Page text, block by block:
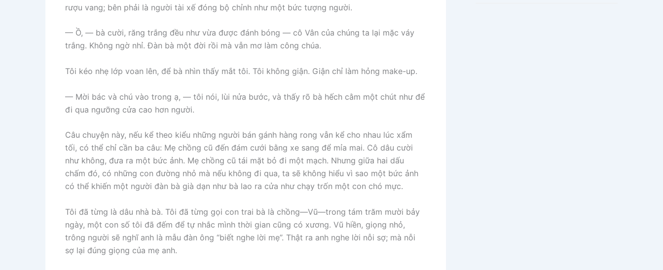
rượu vang; bên phải là người tài xế đóng bộ chỉnh như một bức tượng người.
— Ồ, — bà cười, răng trắng đều như vừa được đánh bóng — cô Vân của chúng ta lại mặc váy
trắng. Không ngờ nhỉ. Đàn bà một đời rồi mà vẫn mơ làm công chúa.
Tôi kéo nhẹ lớp voan lên, để bà nhìn thấy mắt tôi. Tôi không giận. Giận chỉ làm hỏng make-up.
— Mời bác và chú vào trong ạ, — tôi nói, lùi nửa bước, và thấy rõ bà hếch cằm một chút như để
đi qua ngưỡng cửa cao hơn người.
Câu chuyện này, nếu kể theo kiểu những người bán gánh hàng rong vẫn kể cho nhau lúc xẩm
tối, có thể chỉ cần ba câu: Mẹ chồng cũ đến đám cưới bằng xe sang để mỉa mai. Cô dâu cười
như không, đưa ra một bức ảnh. Mẹ chồng cũ tái mặt bỏ đi một mạch. Nhưng giữa hai dấu
chấm đó, có những con đường nhỏ mà nếu không đi qua, ta sẽ không hiểu vì sao một bức ảnh
có thể khiến một người đàn bà già dạn như bà lao ra cửa như chạy trốn một con chó mực.
Tôi đã từng là dâu nhà bà. Tôi đã từng gọi con trai bà là chồng—Vũ—trong tám trăm mười bảy
ngày, một con số tôi đã đếm để tự nhắc mình thời gian cũng có xương. Vũ hiền, giọng nhỏ,
trông người sẽ nghĩ anh là mẫu đàn ông “biết nghe lời mẹ”. Thật ra anh nghe lời nỗi sợ; mà nỗi
sợ lại đúng giọng của mẹ anh.